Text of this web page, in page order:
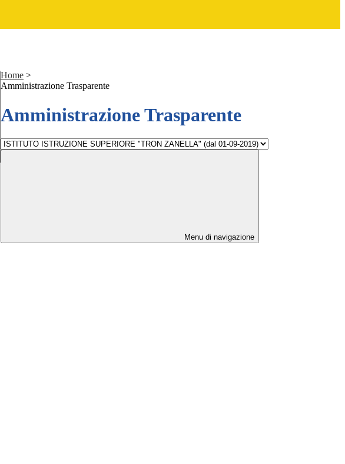
Home >
Amministrazione Trasparente
Amministrazione Trasparente
Menu di navigazione